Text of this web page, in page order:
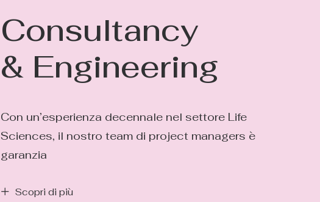
Consultancy
& Engineering
Con un’esperienza decennale nel settore Life
Sciences, il nostro team di project managers è
garanzia
Scopri di più